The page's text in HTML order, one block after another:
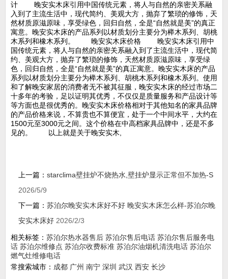
计 晚安实木床引用中国传统元素，将人与自然的亲密关系融
入到了主流生活中，现代简约、美观大方，抛弃了繁琐的修饰，天
然材质原滋原味，享受绿色，回归自然，全是“自然就是美”的真正
寓意。晚安实木床的产品系列以材质划分主要分为榉木系列、胡桃
木系列和橡木系列。 晚安实木床价格 晚安实木床引用中
国传统元素，将人与自然的亲密关系融入到了主流生活中，现代简
约、美观大方，抛弃了繁琐的修饰，天然材质原滋原味，享受绿
色，回归自然，全是“自然就是美”的真正寓意。晚安实木床的产品
系列以材质划分主要分为榉木系列、胡桃木系列和橡木系列。使用
和了解晚安家居的消费者无不被其征服，晚安实木床的经过市场二
十多年的考验，足以证明其优秀，不仅仅是质量服务和产品设计等
等方面也是很优秀的。晚安实木床价格相对于其他知名的家具品牌
的产品价格来说，不算贵也不算便宜，处于一个中间水平，大约在
1500元至3000元之间。这个价格在中高档家具品牌中，还是不多
见的。 以上就是关于晚安实木,
上一篇： starclima壁挂炉不烧热水,壁挂炉显示正常但不加热-S
2026/5/9
下一篇： 苏泊尔晚安实木床好不好 晚安实木床怎么样-苏泊尔晚
安实木床好 2026/2/3
相关标签： 苏泊尔热水器售后 苏泊尔售后电话 苏泊尔售后服务电
话 苏泊尔维修点 苏泊尔收费标准 苏泊尔油烟机清洗电话 苏泊尔
燃气灶维修电话
常搜索城市： 成都 广州 南宁 深圳 武汉 西安 长沙